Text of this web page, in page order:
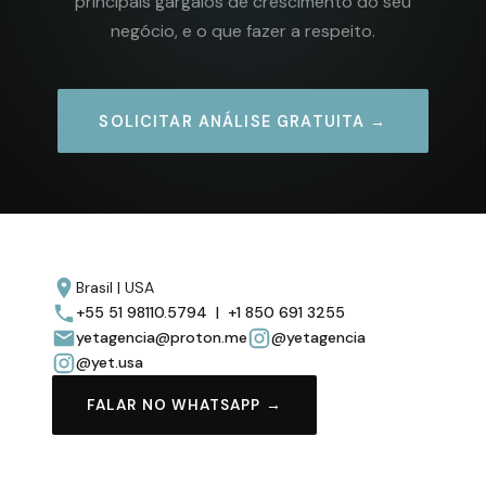
negócio, e o que fazer a respeito.
SOLICITAR ANÁLISE GRATUITA →
Brasil | USA
+55 51 98110.5794 | +1 850 691 3255
yetagencia@proton.me
@yetagencia
@yet.usa
FALAR NO WHATSAPP →